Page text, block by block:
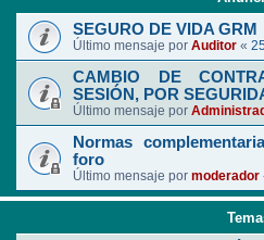
SEGURO DE VIDA GRM
Último mensaje por Auditor «
CAMBIO DE
SESIÓN, POR
Último mensaje por
Normas
foro
Último mensaje por moderador